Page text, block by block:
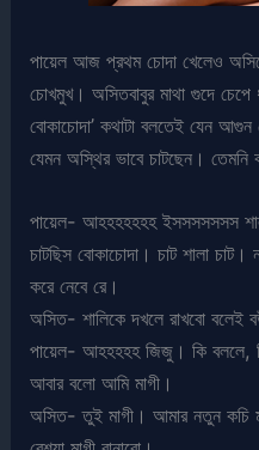
পায়েল আজ প্রথম চোদা খেলেও
চোখমুখ। অসিতবাবুর মাথা গুদে
বোকাচোদা’ কথাটা বলতেই যেন
যেমন অস্থির ভাবে চাটছেন। তেমনি
পায়েল- আহহহহহহহ ইসসসসসসস
চাটছিস বোকাচোদা। চাট শালা
করে নেবে রে।
অসিত- শালিকে দখলে রাখবো বলেই
পায়েল- আহহহহহ জিজু। কি বললে,
আবার বলো আমি মাগী।
অসিত- তুই মাগী। আমার নতুন কচি